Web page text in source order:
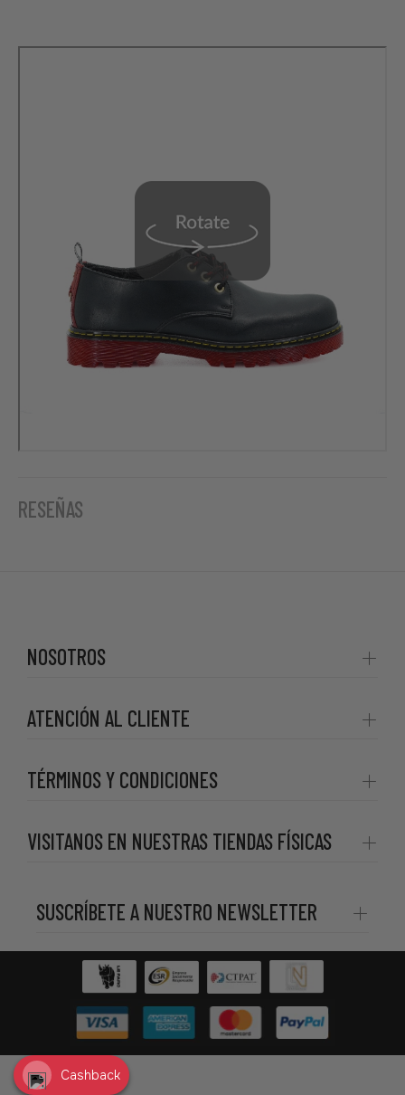
RESEÑAS
SUSCRÍBETE A NUESTRO NEWSLETTER
NOSOTROS
ATENCIÓN AL CLIENTE
TÉRMINOS Y CONDICIONES
VISITANOS EN NUESTRAS TIENDAS FÍSICAS
Cashback